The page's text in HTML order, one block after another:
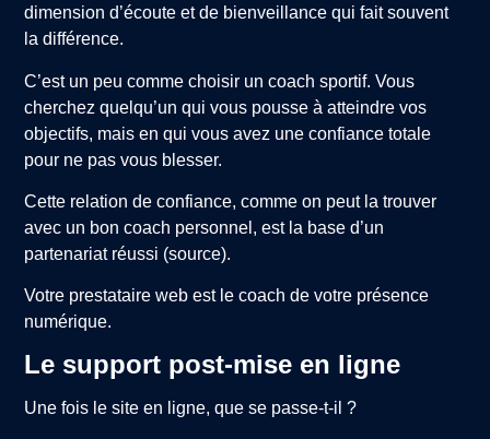
dimension d’écoute et de bienveillance qui fait souvent
la différence.
C’est un peu comme choisir un coach sportif. Vous
cherchez quelqu’un qui vous pousse à atteindre vos
objectifs, mais en qui vous avez une confiance totale
pour ne pas vous blesser.
Cette relation de confiance, comme on peut la trouver
avec un bon coach personnel, est la base d’un
partenariat réussi (source).
Votre prestataire web est le coach de votre présence
numérique.
Le support post-mise en ligne
Une fois le site en ligne, que se passe-t-il ?